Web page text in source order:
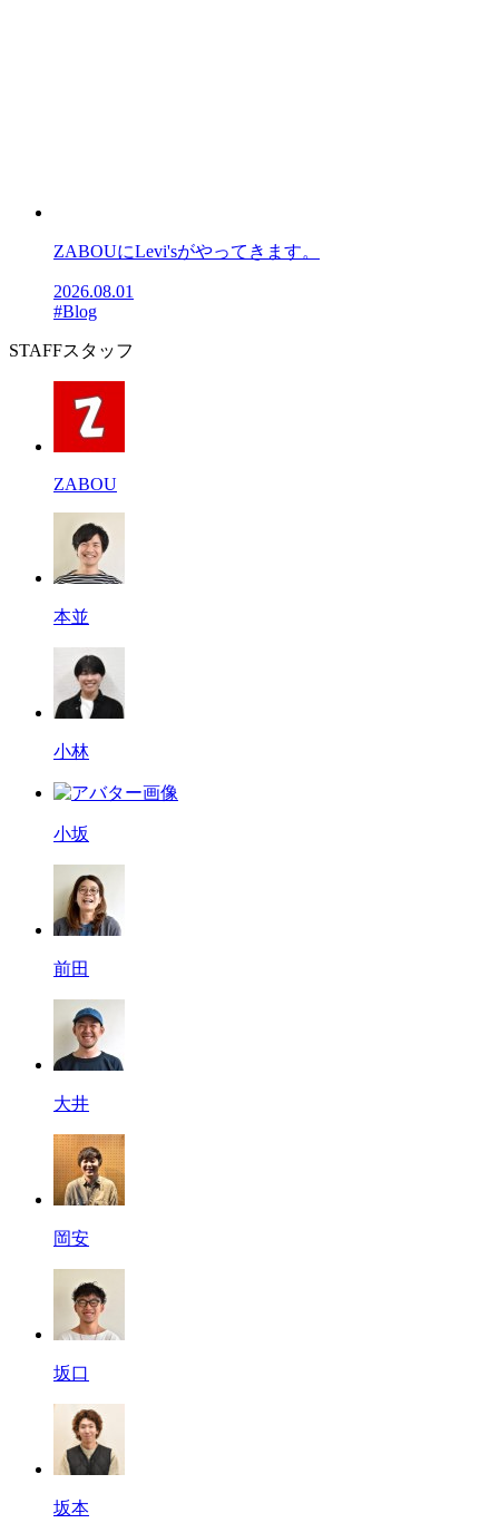
ZABOUにLevi'sがやってきます。
2026.08.01
#Blog
STAFFスタッフ
ZABOU
本並
小林
小坂
前田
大井
岡安
坂口
坂本